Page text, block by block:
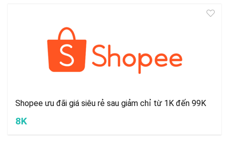
Shopee ưu đãi giá siêu rẻ sau giảm chỉ từ 1K đến 99K
8K